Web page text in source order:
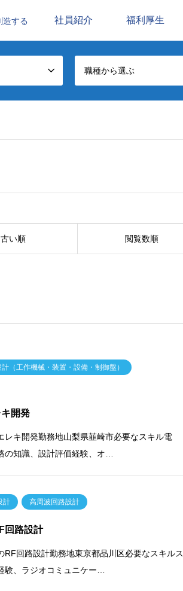
する 社員紹介 福利厚生
職種から選ぶ
古い順 閲覧数順
計（工作機械・装置・設備・制御盤）
開発
レキ開発勤務地山梨県韮崎市必要なスキル電
の知識、設計評価経験、オ…
計 高周波回路設計
回路設計
RF回路設計勤務地東京都品川区必要なスキルス
験、ラジオコミュニケー…